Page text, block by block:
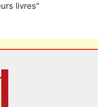
livres"